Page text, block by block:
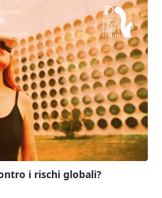
i rischi globali?